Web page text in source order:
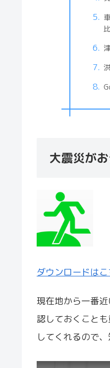
大震災が
ダウンロードはこ
現在地から一番
認しておくこと
してくれるので